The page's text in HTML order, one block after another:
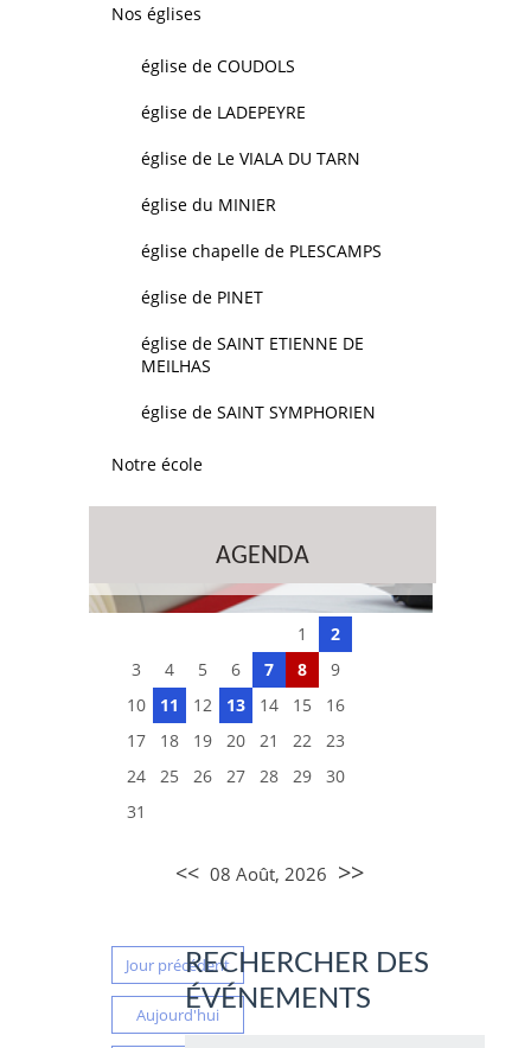
Nos églises
église de COUDOLS
église de LADEPEYRE
église de Le VIALA DU TARN
église du MINIER
église chapelle de PLESCAMPS
église de PINET
église de SAINT ETIENNE DE
MEILHAS
église de SAINT SYMPHORIEN
Notre école
AGENDA
1
2
3
4 5 6 7 8
9
10
11 12 13 14 15
16
17
18 19 20 21 22
23
24
25 26 27 28 29
30
31
<< 08 Août, 2026 >>
Jour précédent
Aujourd'hui
RECHERCHER DES
ÉVÉNEMENTS